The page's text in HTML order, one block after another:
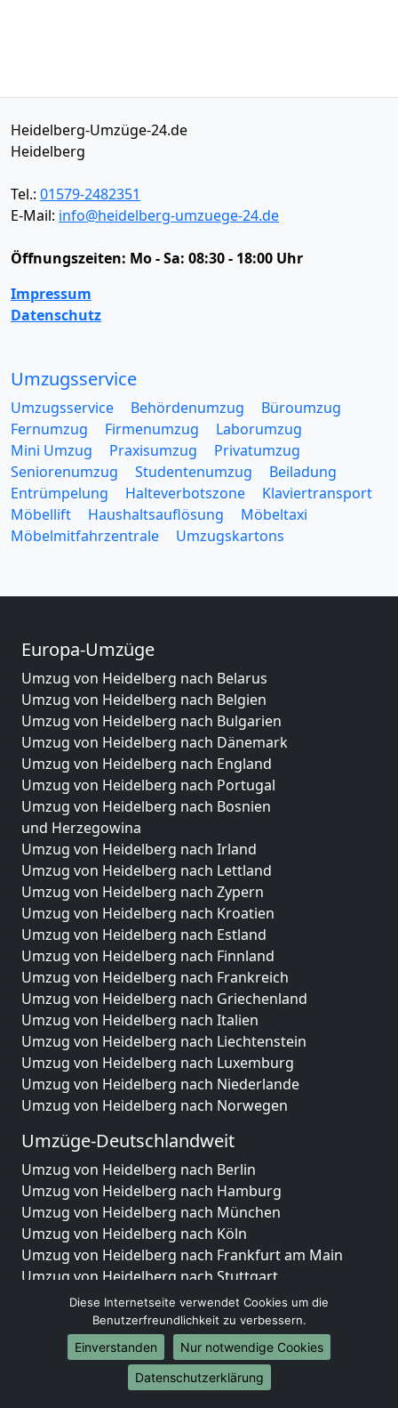
Heidelberg-Umzüge-24.de
Heidelberg
Tel.: 01579-2482351
E-Mail: info@heidelberg-umzuege-24.de
Öffnungszeiten: Mo - Sa: 08:30 - 18:00 Uhr
Impressum
Datenschutz
Umzugsservice
Umzugsservice Behördenumzug
Büroumzug
Fernumzug
Firmenumzug
Laborumzug
Mini Umzug
Praxisumzug
Privatumzug
Seniorenumzug
Studentenumzug
Beiladung
Entrümpelung
Halteverbotszone
Klaviertransport
Möbellift
Haushaltsauflösung
Möbeltaxi
Möbelmitfahrzentrale
Umzugskartons
Europa-Umzüge
Umzug von Heidelberg nach Belarus
Umzug von Heidelberg nach Belgien
Umzug von Heidelberg nach Bulgarien
Umzug von Heidelberg nach Dänemark
Umzug von Heidelberg nach England
Umzug von Heidelberg nach Portugal
Umzug von Heidelberg nach Bosnien
und Herzegowina
Umzug von Heidelberg nach Irland
Umzug von Heidelberg nach Lettland
Umzug von Heidelberg nach Zypern
Umzug von Heidelberg nach Kroatien
Umzug von Heidelberg nach Estland
Umzug von Heidelberg nach Finnland
Umzug von Heidelberg nach Frankreich
Umzug von Heidelberg nach Griechenland
Umzug von Heidelberg nach Italien
Umzug von Heidelberg nach Liechtenstein
Umzug von Heidelberg nach Luxemburg
Umzug von Heidelberg nach Niederlande
Umzug von Heidelberg nach Norwegen
Umzüge-Deutschlandweit
Umzug von Heidelberg nach Berlin
Umzug von Heidelberg nach Hamburg
Umzug von Heidelberg nach München
Umzug von Heidelberg nach Köln
Umzug von Heidelberg nach Frankfurt am Main
Umzug von Heidelberg nach Stuttgart
Umzug von Heidelberg nach Düsseldorf
Umzug von Heidelberg nach Leipzig
Umzug von Heidelberg nach Dortmund
Umzug von Heidelberg nach Essen
Umzug von Heidelberg nach Bremen
Diese Internetseite verwendet Cookies um die
Benutzerfreundlichkeit zu verbessern.
Einverstanden
Nur notwendige Cookies
Datenschutzerklärung